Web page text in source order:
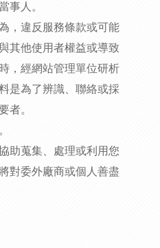
事人。
，違反服務條款或可能
其他使用者權益或導致
，經網站管理單位研析
是為了辨識、聯絡或採
者。
助蒐集、處理或利用您
對委外廠商或個人善盡